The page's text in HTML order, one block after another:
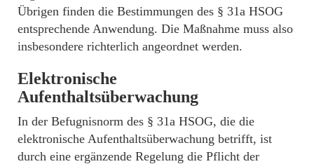
Übrigen finden die Bestimmungen des § 31a HSOG
entsprechende Anwendung. Die Maßnahme muss also
insbesondere richterlich angeordnet werden.
Elektronische
Aufenthaltsüberwachung
In der Befugnisnorm des § 31a HSOG, die die
elektronische Aufenthaltsüberwachung betrifft, ist
durch eine ergänzende Regelung die Pflicht der